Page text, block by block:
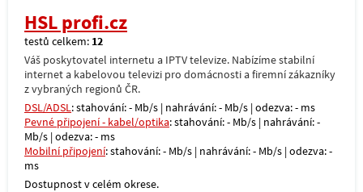
HSL profi.cz
testů celkem: 12
Váš poskytovatel internetu a IPTV televize. Nabízíme stabilní
internet a kabelovou televizi pro domácnosti a firemní zákazníky
z vybraných regionů ČR.
DSL/ADSL: stahování: - Mb/s | nahrávání: - Mb/s | odezva: - ms
Pevné připojení - kabel/optika: stahování: - Mb/s | nahrávání: -
Mb/s | odezva: - ms
Mobilní připojení: stahování: - Mb/s | nahrávání: - Mb/s | odezva: -
ms
Dostupnost v celém okrese.